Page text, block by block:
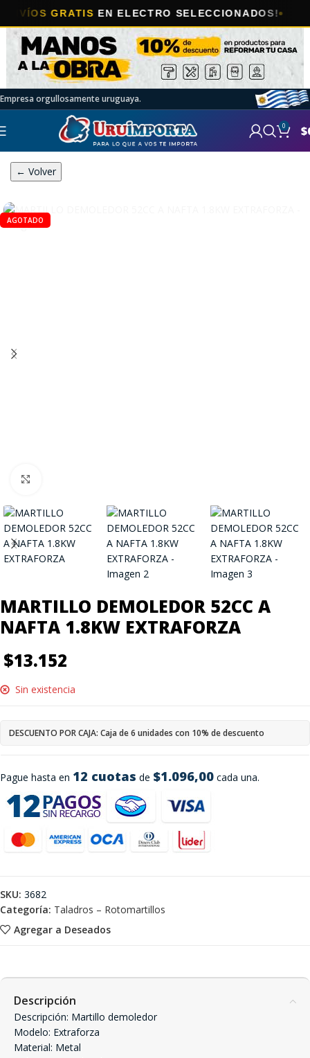
GRATISEN ELECTRO SELECCIONADOS!
Empresa orgullosamente uruguaya.
0 $
← Volver
AGOTADO
MARTILLO DEMOLEDOR 52CC A
NAFTA 1.8KW EXTRAFORZA
$13.152
Pague hasta en 12 cuotas de $1.096,00 cada una.
Sin existencia
DESCUENTO POR CAJA: Caja de 6 unidades con 10% de descuento
Agregar a Deseados
SKU: 3682
Categoría: Taladros – Rotomartillos
Descripción
Descripción: Martillo demoledor
Modelo: Extraforza
Material: Metal